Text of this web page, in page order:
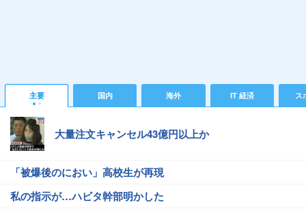
主要 国内 海外 IT 経済 ス
大量注文キャンセル43億円以上か
「被爆後のにおい」高校生が再現
私の指示が…ハビタ幹部明かした